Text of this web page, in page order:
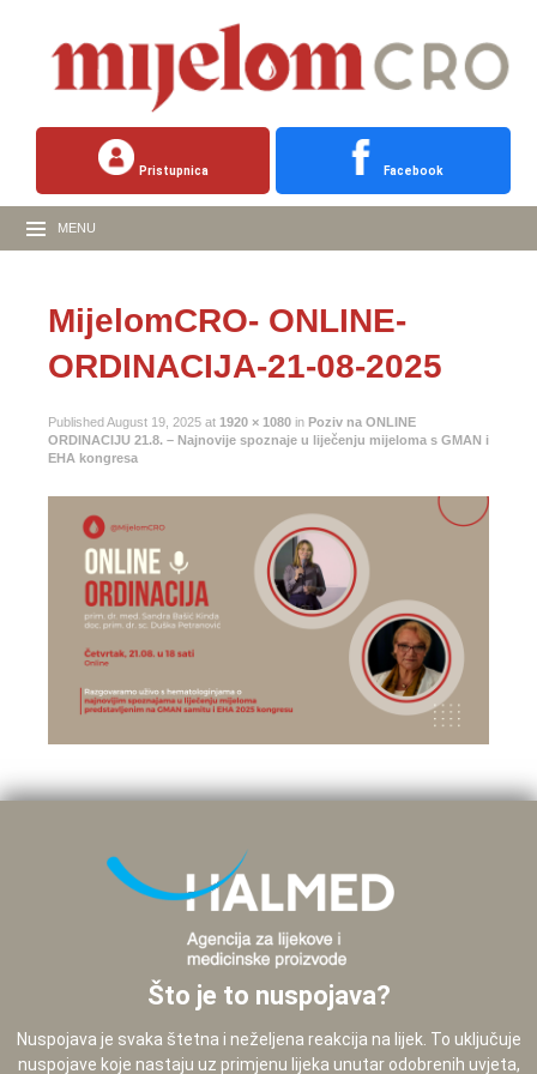
Pristupnica Facebook
MENU
MijelomCRO- ONLINE-
ORDINACIJA-21-08-2025
PublishedAugust 19, 2025 at 1920 × 1080 in Poziv na ONLINE
ORDINACIJU 21.8. – Najnovije spoznaje u liječenju mijeloma s GMAN i
EHA kongresa
Što je to nuspojava?
Nuspojava je svaka štetna i neželjena reakcija na lijek. To uključuje
nuspojave koje nastaju uz primjenu lijeka unutar odobrenih uvjeta,